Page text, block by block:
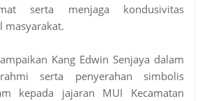
serta menjaga kondusivitas
masyarakat.
Kang Edwin Senjaya dalam
serta penyerahan simbolis
kepada jajaran MUI Kecamatan